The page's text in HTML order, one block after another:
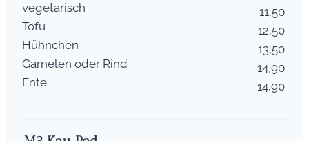
vegetarisch
Tofu
Hühnchen
Garnelen oder Rind
Ente
11,50
12,50
13,50
14,90
14,90